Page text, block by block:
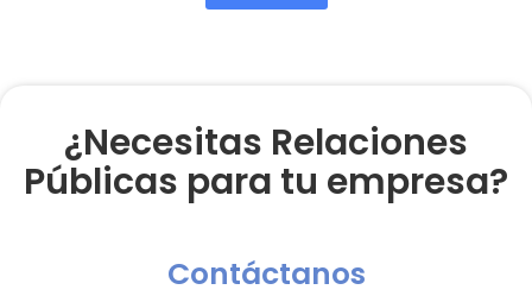
¿Necesitas Relaciones
Públicas para tu empresa?
Contáctanos